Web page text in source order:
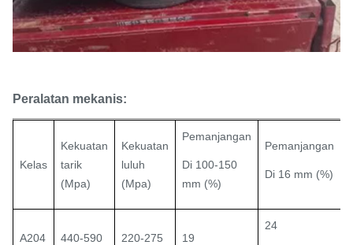
Peralatan mekanis:
Kelas
Kekuatan
tarik
(Mpa)
Kekuatan
luluh
(Mpa)
Pemanjangan
Di 100-150
mm (%)
Pemanjangan
Di 16 mm (%)
A204 440-590 220-275 19
24